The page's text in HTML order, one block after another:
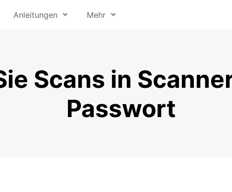
Anleitungen
aus Fotos erstellen
Mehr
Hilfe-Center
Readdle für Bildung
Jobs
Scans in
Passwort